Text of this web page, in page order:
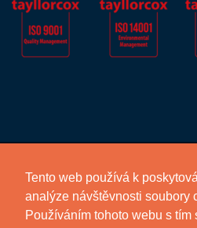
Tento web používá k
analýze návštěvnosti soubory
Používáním tohoto webu s tím